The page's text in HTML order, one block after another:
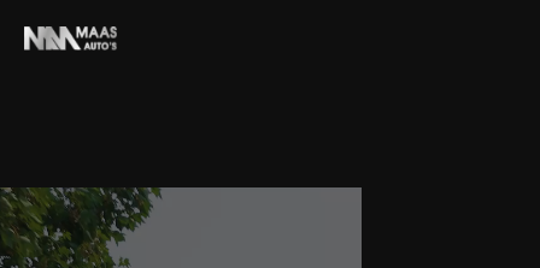
Adres
Provincialeweg 88A